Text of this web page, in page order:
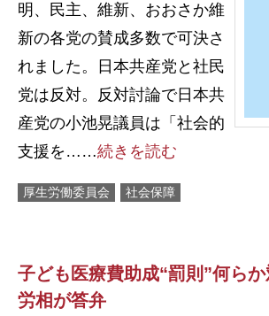
明、民主、維新、おおさか維
新の各党の賛成多数で可決さ
れました。日本共産党と社民
党は反対。反対討論で日本共
産党の小池晃議員は「社会的
支援を……続きを読む
厚生労働委員会 社会保障
子ども医療費助成“罰則”何ら
労相が答弁